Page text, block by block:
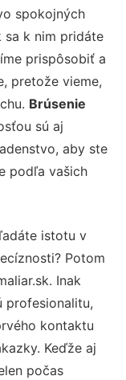
spokojných
sa k nim pridáte
prispôsobiť a
pretože vieme,
Brúsenie
sú aj
aby ste
podľa vašich
istotu v
Potom
Inak
profesionalitu,
kontaktu
Keďže aj
počas